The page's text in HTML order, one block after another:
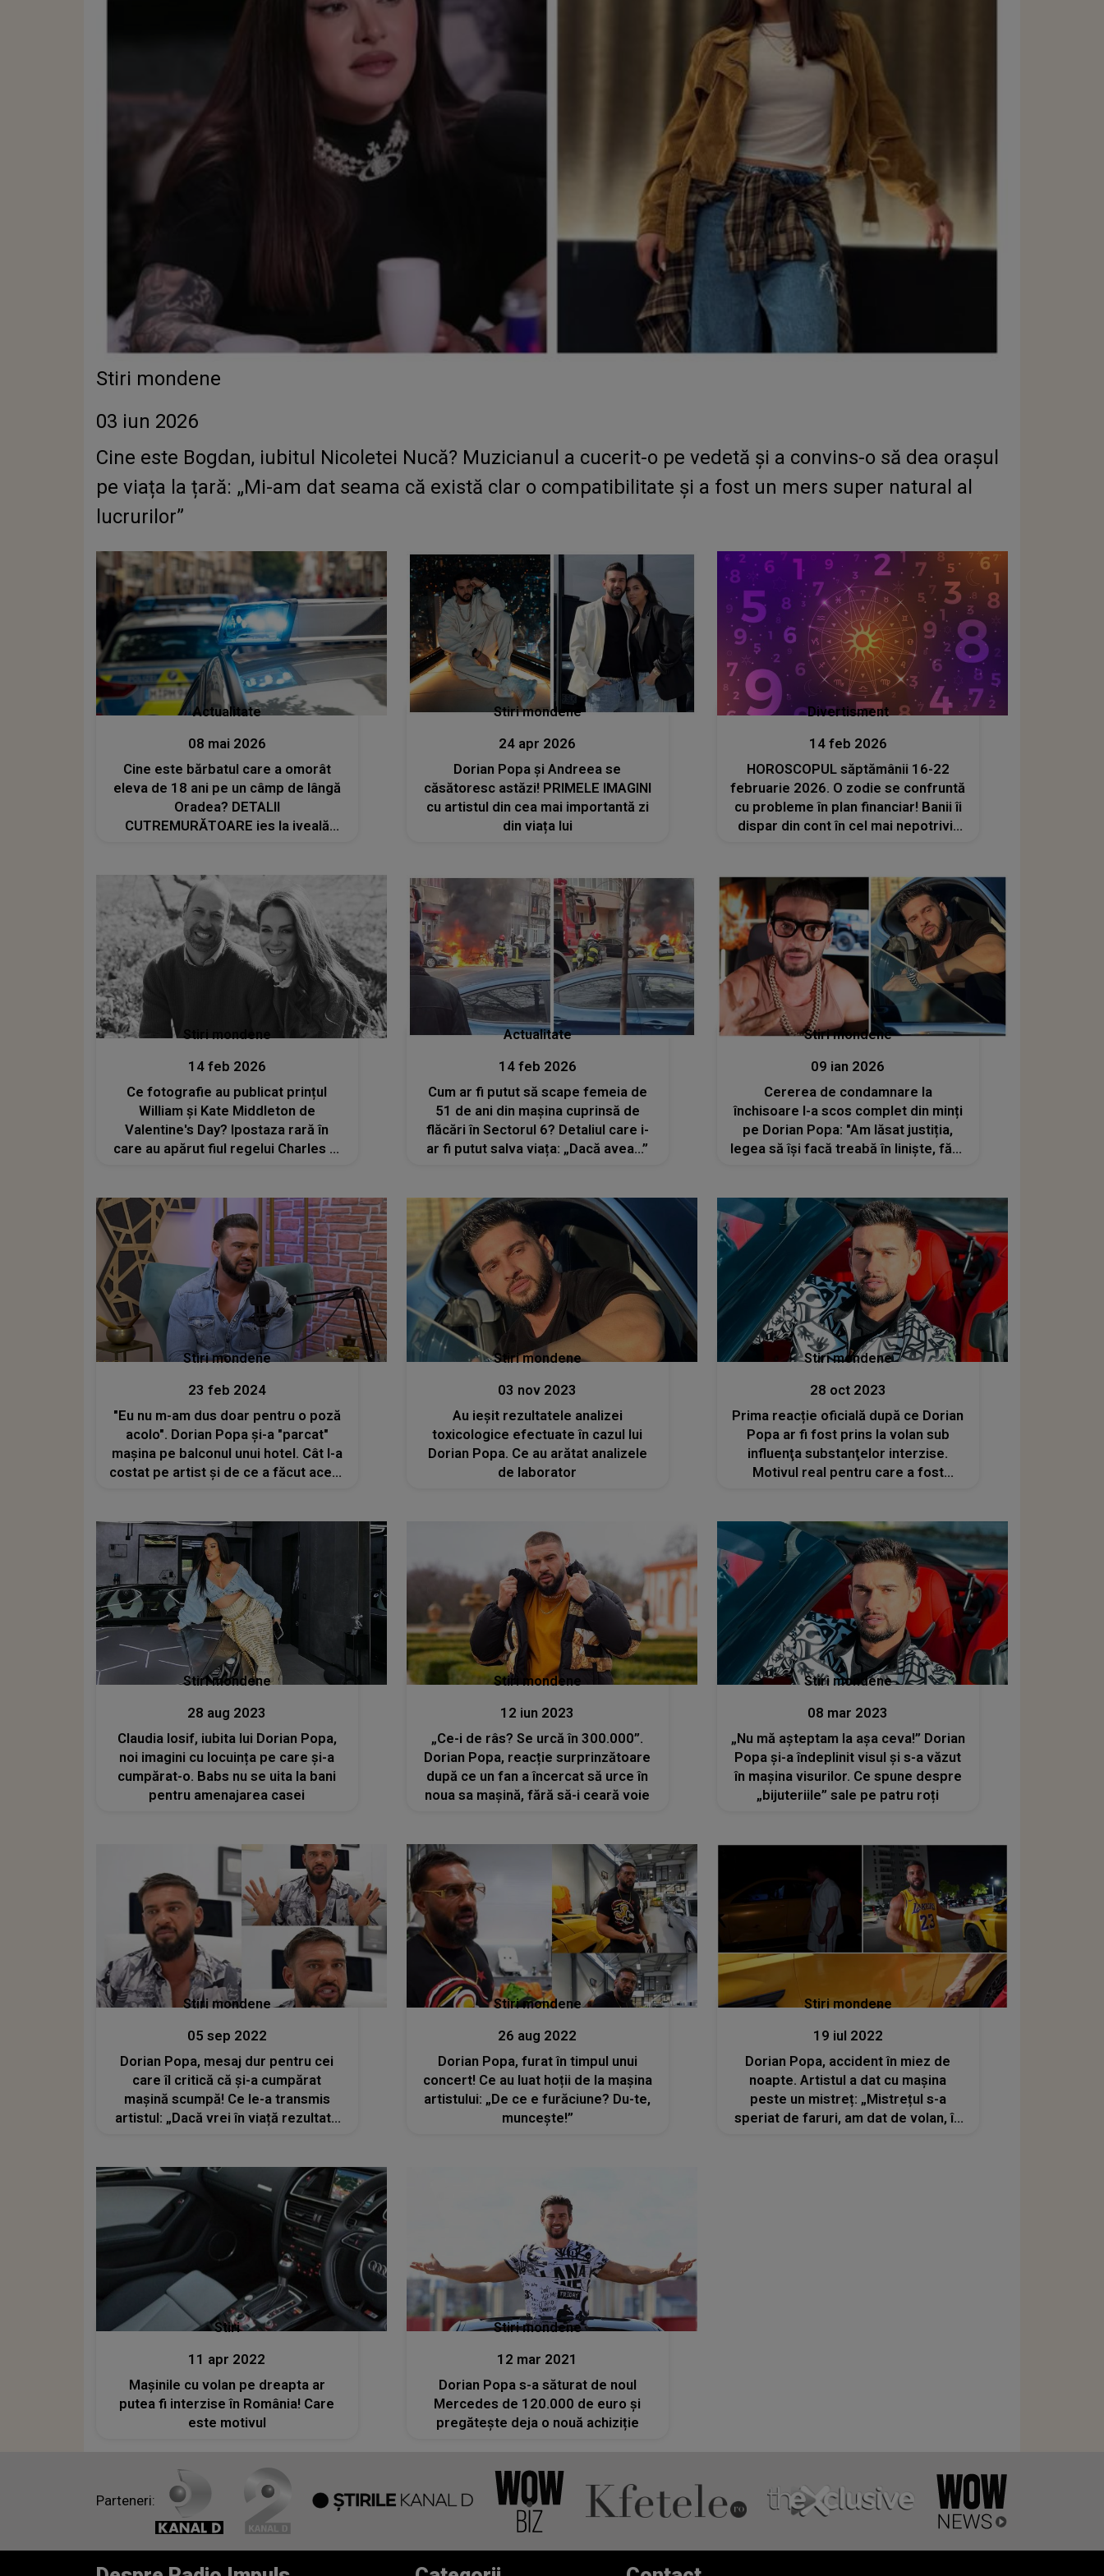
Stiri mondene
03 iun 2026
Cine este Bogdan, iubitul Nicoletei Nucă? Muzicianul a cucerit-o pe vedetă și a convins-o să dea orașul
pe viața la țară: „Mi-am dat seama că există clar o compatibilitate și a fost un mers super natural al
lucrurilor”
Actualitate
08 mai 2026
Cine este bărbatul care a omorât
eleva de 18 ani pe un câmp de lângă
Oradea? DETALII
CUTREMURĂTOARE ies la iveală
Stiri mondene
24 apr 2026
Dorian Popa și Andreea se
căsătoresc astăzi! PRIMELE IMAGINI
cu artistul din cea mai importantă zi
din viața lui
Divertisment
14 feb 2026
HOROSCOPUL săptămânii 16-22
februarie 2026. O zodie se confruntă
cu probleme în plan financiar! Banii îi
dispar din cont în cel mai nepotrivit
Stiri mondene
14 feb 2026
Ce fotografie au publicat prințul
William și Kate Middleton de
Valentine's Day? Ipostaza rară în
care au apărut fiul regelui Charles al
Actualitate
14 feb 2026
Cum ar fi putut să scape femeia de
51 de ani din mașina cuprinsă de
flăcări în Sectorul 6? Detaliul care i-
ar fi putut salva viața: „Dacă avea...”
Stiri mondene
09 ian 2026
Cererea de condamnare la
închisoare l-a scos complet din minți
pe Dorian Popa: "Am lăsat justiția,
legea să își facă treabă în liniște, fără
comentează decizia Parchetul
Stiri mondene
23 feb 2024
"Eu nu m-am dus doar pentru o poză
acolo". Dorian Popa și-a "parcat"
mașina pe balconul unui hotel. Cât l-a
costat pe artist și de ce a făcut acest
Stiri mondene
03 nov 2023
Au ieșit rezultatele analizei
toxicologice efectuate în cazul lui
Dorian Popa. Ce au arătat analizele
de laborator
Stiri mondene
28 oct 2023
Prima reacție oficială după ce Dorian
Popa ar fi fost prins la volan sub
influenţa substanţelor interzise.
Motivul real pentru care a fost
Stiri mondene
28 aug 2023
Claudia Iosif, iubita lui Dorian Popa,
noi imagini cu locuința pe care și-a
cumpărat-o. Babs nu se uita la bani
pentru amenajarea casei
Stiri mondene
12 iun 2023
„Ce-i de râs? Se urcă în 300.000”.
Dorian Popa, reacție surprinzătoare
după ce un fan a încercat să urce în
noua sa mașină, fără să-i ceară voie
Stiri mondene
08 mar 2023
„Nu mă așteptam la așa ceva!” Dorian
Popa și-a îndeplinit visul și s-a văzut
în mașina visurilor. Ce spune despre
„bijuteriile” sale pe patru roți
Stiri mondene
05 sep 2022
Dorian Popa, mesaj dur pentru cei
care îl critică că și-a cumpărat
mașină scumpă! Ce le-a transmis
artistul: „Dacă vrei în viață rezultate
Stiri mondene
26 aug 2022
Dorian Popa, furat în timpul unui
concert! Ce au luat hoții de la mașina
artistului: „De ce e furăciune? Du-te,
muncește!”
Stiri mondene
19 iul 2022
Dorian Popa, accident în miez de
noapte. Artistul a dat cu mașina
peste un mistreț: „Mistrețul s-a
speriat de faruri, am dat de volan, în
Stiri
11 apr 2022
Maşinile cu volan pe dreapta ar
putea fi interzise în România! Care
este motivul
Stiri mondene
12 mar 2021
Dorian Popa s-a săturat de noul
Mercedes de 120.000 de euro și
pregătește deja o nouă achiziție
Parteneri: